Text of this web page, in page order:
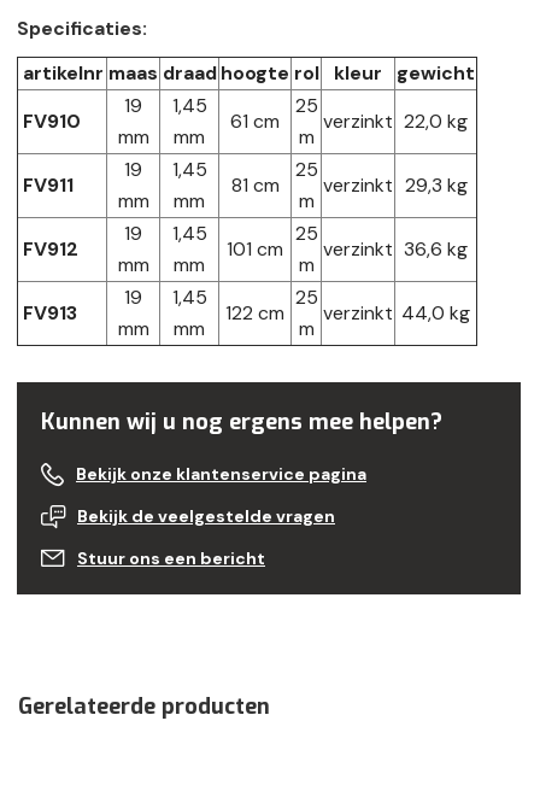
Specificaties:
artikelnr maas draad hoogte rol kleur
gewicht
FV910
19
mm
1,45
mm
61 cm
25
m
verzinkt 22,0 kg
FV911
19
mm
1,45
mm
81 cm
25
m
verzinkt 29,3 kg
FV912
19
mm
1,45
mm
101 cm
25
m
verzinkt 36,6 kg
FV913
19
mm
1,45
mm
122 cm
25
m
verzinkt 44,0 kg
Kunnen wij u nog ergens mee helpen?
Bekijk onze klantenservice pagina
Bekijk de veelgestelde vragen
Stuur ons een bericht
Gerelateerde producten